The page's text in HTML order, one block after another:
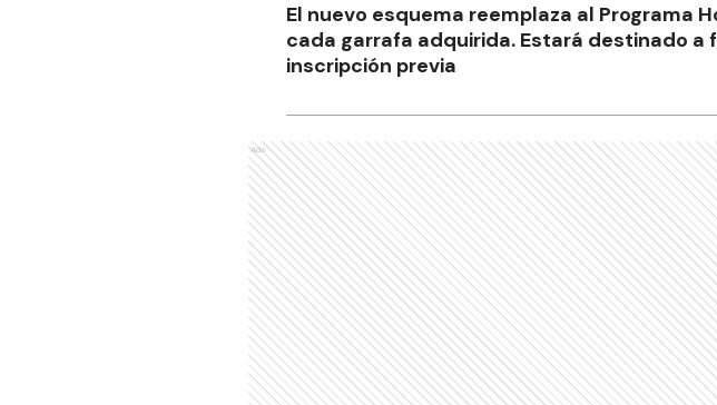
El nuevo esquema reemplaza al Programa
cada garrafa adquirida. Estará destinado a
inscripción previa
Ads